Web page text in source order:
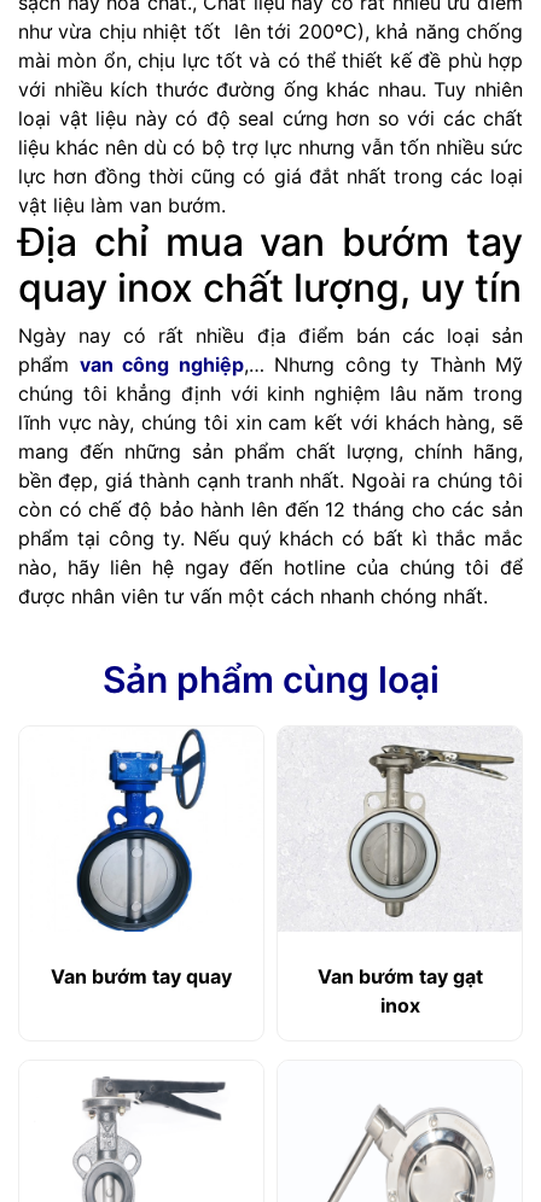
như vừa chịu nhiệt tốt lên tới 200ºC), khả năng chống
mài mòn ổn, chịu lực tốt và có thể thiết kế đề phù hợp
với nhiều kích thước đường ống khác nhau. Tuy nhiên
loại vật liệu này có độ seal cứng hơn so với các chất
liệu khác nên dù có bộ trợ lực nhưng vẫn tốn nhiều sức
lực hơn đồng thời cũng có giá đắt nhất trong các loại
vật liệu làm van bướm.
Địa chỉ mua van bướm tay
quay inox chất lượng, uy tín
Ngày nay có rất nhiều địa điểm bán các loại sản
phẩm van công nghiệp,… Nhưng công ty Thành Mỹ
chúng tôi khẳng định với kinh nghiệm lâu năm trong
lĩnh vực này, chúng tôi xin cam kết với khách hàng, sẽ
mang đến những sản phẩm chất lượng, chính hãng,
bền đẹp, giá thành cạnh tranh nhất. Ngoài ra chúng tôi
còn có chế độ bảo hành lên đến 12 tháng cho các sản
phẩm tại công ty. Nếu quý khách có bất kì thắc mắc
nào, hãy liên hệ ngay đến hotline của chúng tôi để
được nhân viên tư vấn một cách nhanh chóng nhất.
Sản phẩm cùng loại
Van bướm tay quay
Van bướm tay gạt
inox